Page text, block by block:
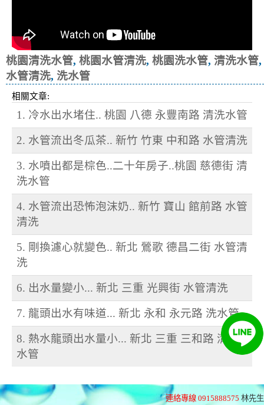
桃園清洗水管, 桃園水管清洗, 桃園洗水管, 清洗水管,
水管清洗, 洗水管
相關文章:
1. 冷水出水堵住.. 桃園 八德 永豐南路 清洗水管
2. 水管流出冬瓜茶.. 新竹 竹東 中和路 水管清洗
3. 水噴出都是棕色..二十年房子..桃園 慈德街 清
洗水管
4. 水管流出恐怖泡沫奶.. 新竹 寶山 館前路 水管
清洗
5. 剛換濾心就變色.. 新北 鶯歌 德昌二街 水管清
洗
6. 出水量變小... 新北 三重 光興街 水管清洗
7. 龍頭出水有味道... 新北 永和 永元路 洗水管
8. 熱水龍頭出水量小... 新北 三重 三和路 清洗
水管
連絡專線 0915888575 林先生